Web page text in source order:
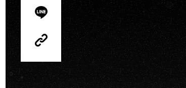
Facebook
Share
on
LINE
Copy
Copy
Link